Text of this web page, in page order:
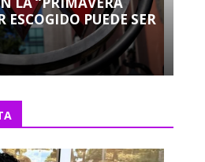
ESCOGIDO PUEDE SER